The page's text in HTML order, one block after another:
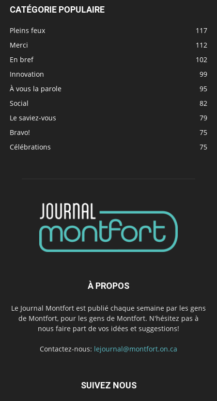
CATÉGORIE POPULAIRE
Pleins feux
117
Merci
112
En bref
102
Innovation
99
À vous la parole
95
Social
82
Le saviez-vous
79
Bravo!
75
Célébrations
75
À PROPOS
Le Journal Montfort est publié chaque semaine par les gens
de Montfort, pour les gens de Montfort. N'hésitez pas à
nous faire part de vos idées et suggestions!
Contactez-nous: lejournal@montfort.on.ca
SUIVEZ NOUS